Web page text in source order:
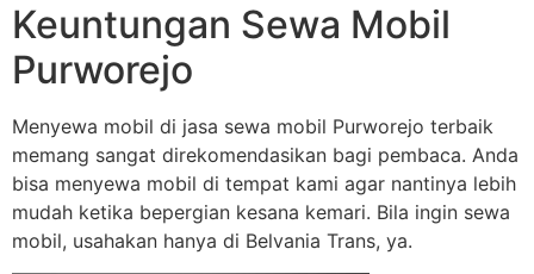
Keuntungan Sewa Mobil
Purworejo
Menyewa mobil di jasa sewa mobil Purworejo terbaik
memang sangat direkomendasikan bagi pembaca. Anda
bisa menyewa mobil di tempat kami agar nantinya lebih
mudah ketika bepergian kesana kemari. Bila ingin sewa
mobil, usahakan hanya di Belvania Trans, ya.